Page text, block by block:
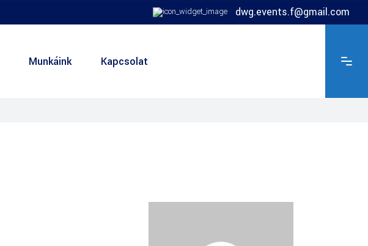
dwg.events.f@gmail.com
Munkáink Kapcsolat